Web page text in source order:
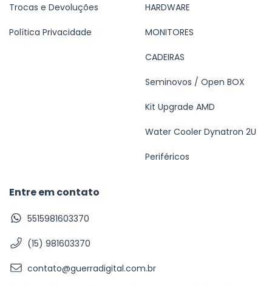
Trocas e Devoluções
Política Privacidade
HARDWARE
MONITORES
CADEIRAS
Seminovos / Open BOX
Kit Upgrade AMD
Water Cooler Dynatron 2U
Periféricos
Entre em contato
5515981603370
(15) 981603370
contato@guerradigital.com.br